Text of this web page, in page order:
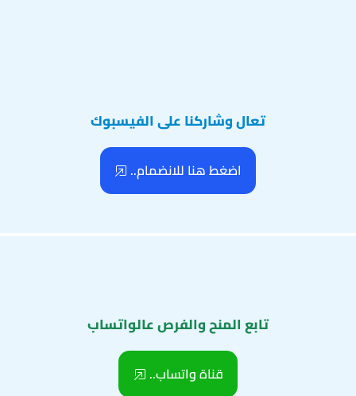
تعال وشاركنا على الفيسبوك
اضغط هنا للانضمام..
تابع المنح والفرص عالواتساب
قناة واتساب..